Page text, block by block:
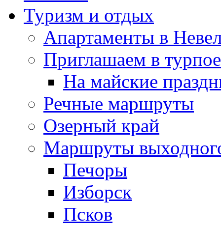
Туризм и отдых
Апартаменты в
Приглашаем в
На майские
Речные маршруты
Озерный край
Маршруты
Печоры
Изборск
Псков